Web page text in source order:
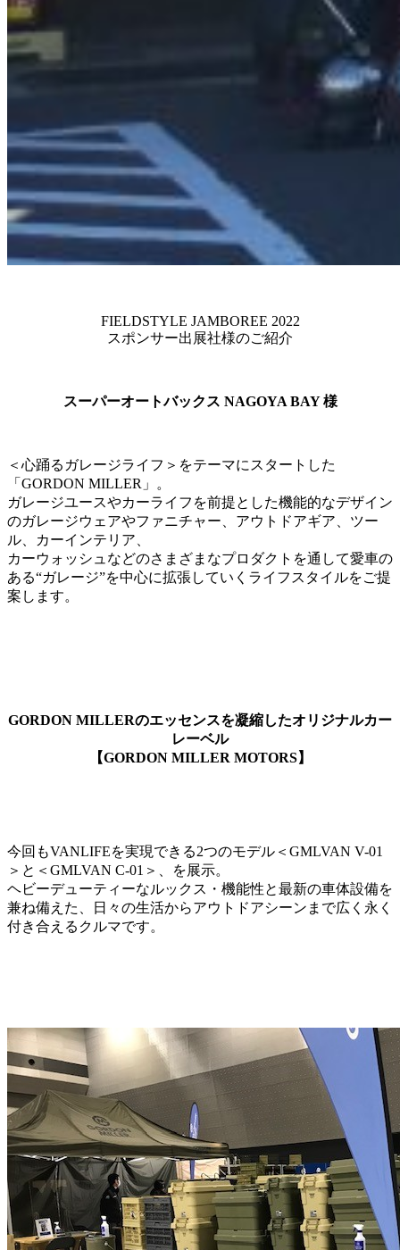
FIELDSTYLE JAMBOREE 2022
スポンサー出展社様のご紹介
スーパーオートバックス NAGOYA BAY 様
＜心踊るガレージライフ＞をテーマにスタートした
「GORDON MILLER」。
ガレージユースやカーライフを前提とした機能的なデザイン
のガレージウェアやファニチャー、アウトドアギア、ツー
ル、カーインテリア、
カーウォッシュなどのさまざまなプロダクトを通して愛車の
ある“ガレージ”を中心に拡張していくライフスタイルをご提
案します。
GORDON MILLERのエッセンスを凝縮したオリジナルカー
レーベル
【GORDON MILLER MOTORS】
今回もVANLIFEを実現できる2つのモデル＜GMLVAN V-01
＞と＜GMLVAN C-01＞、を展示。
ヘビーデューティーなルックス・機能性と最新の車体設備を
兼ね備えた、日々の生活からアウトドアシーンまで広く永く
付き合えるクルマです。